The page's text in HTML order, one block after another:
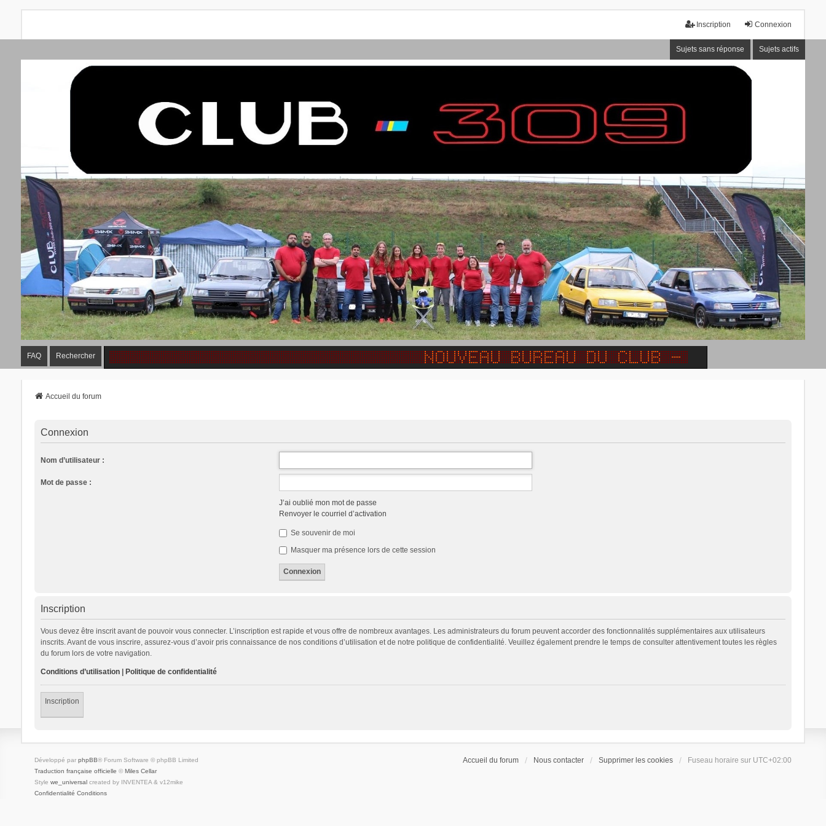
Connexion
Inscription
Sujets sans réponse Sujets actifs
FAQ Rechercher
Accueil du forum
Connexion
Nom d’utilisateur :
Mot de passe :
J’ai oublié mon mot de passe
Renvoyer le courriel d’activation
Se souvenir de moi
Masquer ma présence lors de cette session
Inscription
Vous devez être inscrit avant de pouvoir vous connecter. L’inscription est rapide et vous offre de nombreux avantages. Les administrateurs du forum peuvent accorder des fonctionnalités supplémentaires aux utilisateurs
inscrits. Avant de vous inscrire, assurez-vous d’avoir pris connaissance de nos conditions d’utilisation et de notre politique de confidentialité. Veuillez également prendre le temps de consulter attentivement toutes les règles
du forum lors de votre navigation.
Conditions d’utilisation| Politique de confidentialité
Inscription
Accueil du forum Nous contacter Supprimer les cookies Fuseau horaire sur UTC+02:00
Développé par phpBB® Forum Software © phpBB Limited
Traduction française officielle © Miles Cellar
Style we_universalcreated by INVENTEA & v12mike
Confidentialité Conditions